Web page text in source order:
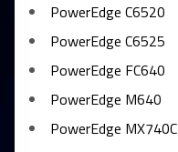
PowerEdge C6520
PowerEdge C6525
PowerEdge FC640
PowerEdge M640
PowerEdge MX740C